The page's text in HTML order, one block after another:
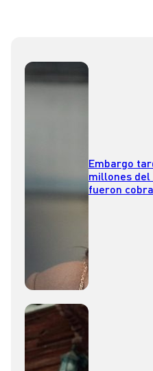
Embargo
millones del
fueron